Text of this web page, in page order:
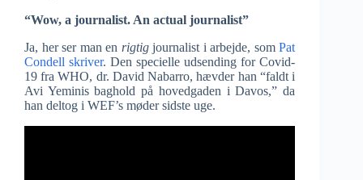
“Wow, a journalist. An actual journalist”
Ja, her ser man en rigtigjournalist i arbejde, somPat
Condell skriver. Den specielle udsending for Covid-
19 fra WHO, dr. David Nabarro, hævder han “faldt i
Avi Yeminis baghold på hovedgaden i Davos,” da
han deltog i WEF’s møder sidste uge.